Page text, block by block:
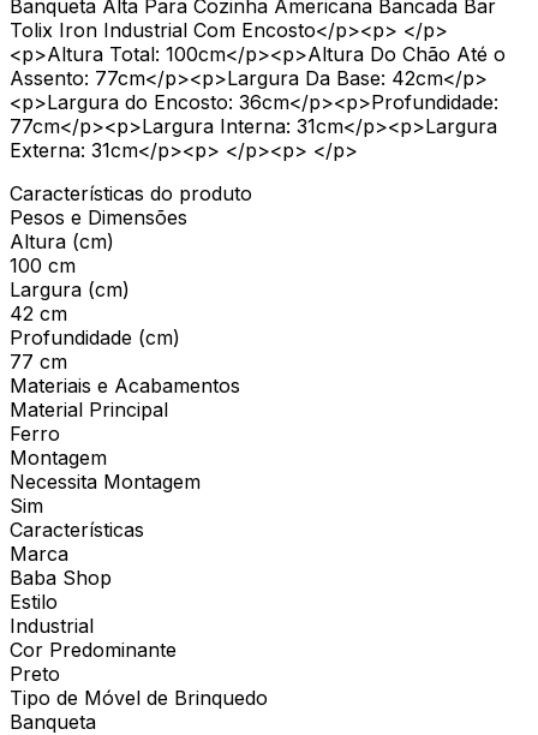
Banqueta Alta Para Cozinha Americana Bancada Bar
Tolix Iron Industrial Com Encosto</p><p> </p>
<p>Altura Total: 100cm</p><p>Altura Do Chão Até o
Assento: 77cm</p><p>Largura Da Base: 42cm</p>
<p>Largura do Encosto: 36cm</p><p>Profundidade:
77cm</p><p>Largura Interna: 31cm</p><p>Largura
Externa: 31cm</p><p> </p><p> </p>
Características do produto
Pesos e Dimensões
Altura (cm)
100 cm
Largura (cm)
42 cm
Profundidade (cm)
77 cm
Materiais e Acabamentos
Material Principal
Ferro
Montagem
Necessita Montagem
Sim
Características
Marca
Baba Shop
Estilo
Industrial
Cor Predominante
Preto
Tipo de Móvel de Brinquedo
Banqueta